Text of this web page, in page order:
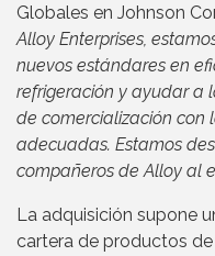
Globales en Johnson
Alloy Enterprises,
nuevos estándares en
refrigeración y ayudar a
de comercialización con
adecuadas. Estamos
compañeros de Alloy al
La adquisición supone
cartera de productos